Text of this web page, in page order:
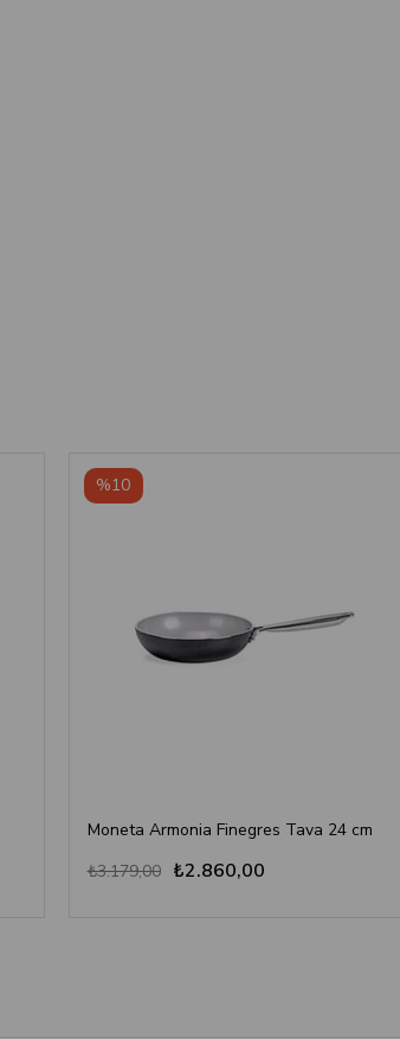
Moneta Armonia Finegres Tava 24 cm
₺2.860,00
₺3.179,00
%10